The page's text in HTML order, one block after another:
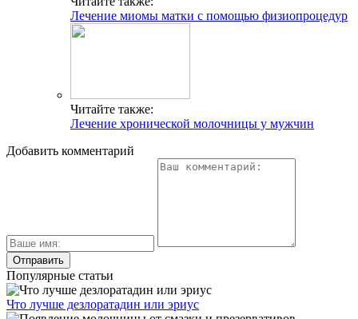
Лечение миомы матки с помощью физиопроцедур
Читайте также:
Лечение хронической молочницы у мужчин
Добавить комментарий
Популярные статьи
Что лучше дезлоратадин или эриус